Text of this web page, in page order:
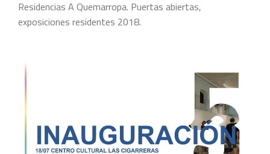
Residencias A Quemarropa. Puertas abiertas,
exposiciones residentes 2018.